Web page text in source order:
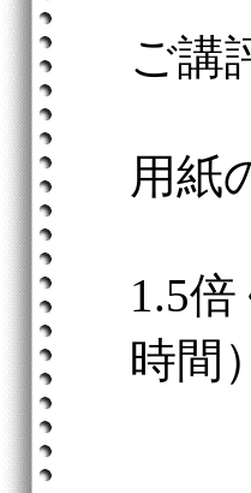
ご講
用紙
1.5
時間）